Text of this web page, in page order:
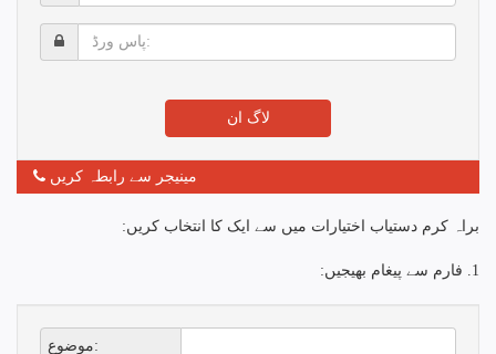
پاس
لاگ ان
مینیجر سے رابطہ کریں
براہ کرم دستیاب اختیارات میں سے ایک کا انتخاب کریں:
1. فارم سے پیغام بھیجیں:
موضوع: